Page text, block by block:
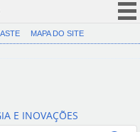
CORONAVÍRUS (COVID-19)
Canais
MAPA DO SITE
E INOVAÇÕES